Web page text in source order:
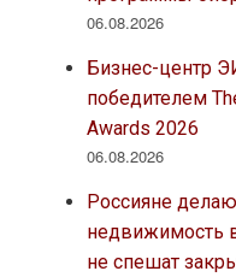
06.08.2026
Бизнес-центр
победителем
Awards 2026
06.08.2026
Россияне
недвижимость
не спешат